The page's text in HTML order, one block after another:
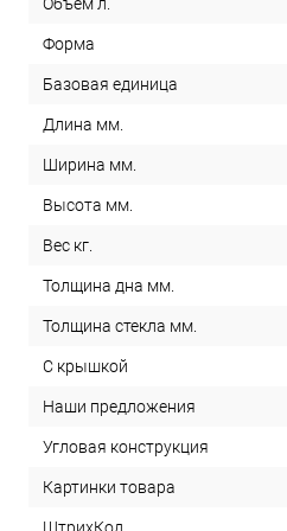
Объем л.
Форма
Базовая единица
Длина мм.
Ширина мм.
Высота мм.
Вес кг.
Толщина дна мм.
Толщина стекла мм.
С крышкой
Наши предложения
Угловая конструкция
Картинки товара